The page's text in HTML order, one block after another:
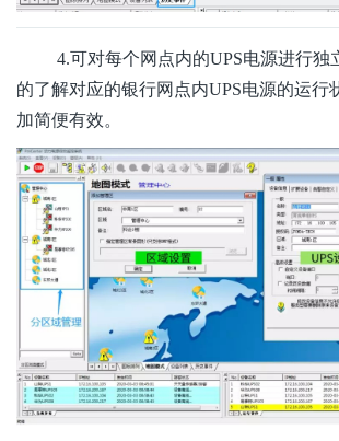
4.可对每个网点内的UPS电源进行独
的了解对应的银行网点内UPS电源的运行
加简便有效。